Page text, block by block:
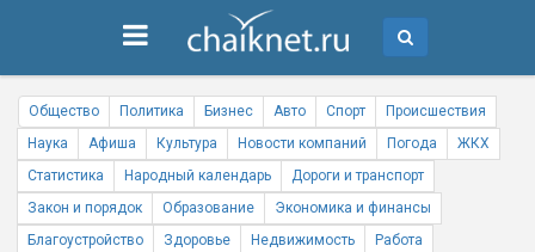
Общество Политика Бизнес Авто Спорт
Происшествия
Наука
Афиша Культура Новости компаний Погода
ЖКХ
Статистика
Народный календарь
Дороги и транспорт
Закон и порядок
Образование
Экономика и финансы
Благоустройство
Здоровье Недвижимость
Работа